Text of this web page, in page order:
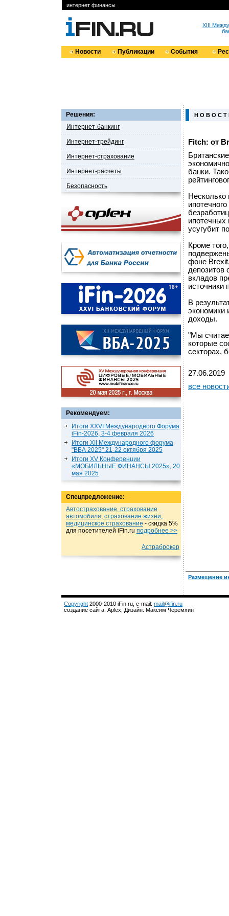
интернет финансы
XIII
Новости Публикации События
Решения:
Интернет-банкинг
Интернет-трейдинг
Интернет-страхование
Интернет-расчеты
Безопасность
Рекомендуем:
Итоги XXVI Международного Форума
iFin-2026, 3-4 февраля 2026
Итоги XII Международного форума
"ВБА 2025" 21-22 октября 2025
Итоги XV Конференции
«МОБИЛЬНЫЕ ФИНАНСЫ 2025», 20
мая 2025
Спецпредложение:
Автострахование, страхование
автомобиля, страхование жизни,
медицинское страхование - cкидка 5%
для посетителей iFin.ru подробнеe >>
Астраброкер
Н О В О С Т
Fitch: от
банки.
усугубит
Кроме
фоне
депозитов
вкладов
источники
В
экономики
доходы.
"Мы
которые
секторах,
27.06.2019
все
Размещение
Copyright 2000-2010 iFin.ru, e-mail: mail@ifin.ru
создание сайта: Aplex, Дизайн: Максим Черемхин